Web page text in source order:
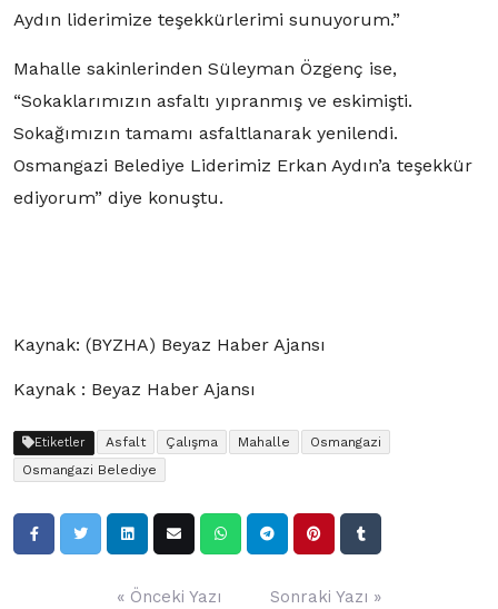
Aydın liderimize teşekkürlerimi sunuyorum.”
Mahalle sakinlerinden Süleyman Özgenç ise,
“Sokaklarımızın asfaltı yıpranmış ve eskimişti.
Sokağımızın tamamı asfaltlanarak yenilendi.
Osmangazi Belediye Liderimiz Erkan Aydın’a teşekkür
ediyorum” diye konuştu.
Kaynak: (BYZHA) Beyaz Haber Ajansı
Kaynak : Beyaz Haber Ajansı
Etiketler Asfalt Çalışma Mahalle
Osmangazi
Osmangazi Belediye
« Önceki Yazı Sonraki Yazı »